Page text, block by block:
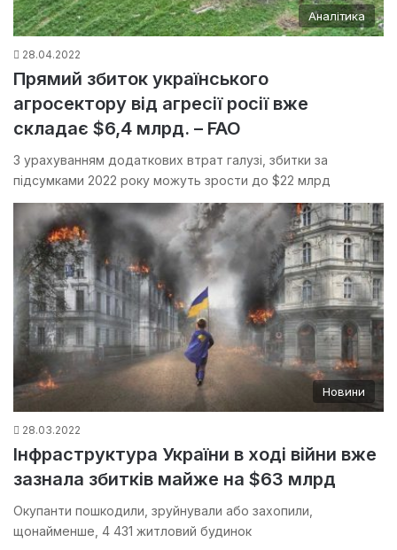
Аналітика
28.04.2022
Прямий збиток українського
агросектору від агресії росії вже
складає $6,4 млрд. – FAO
З урахуванням додаткових втрат галузі, збитки за
підсумками 2022 року можуть зрости до $22 млрд
Новини
28.03.2022
Інфраструктура України в ході війни вже
зазнала збитків майже на $63 млрд
Окупанти пошкодили, зруйнували або захопили,
щонайменше, 4 431 житловий будинок